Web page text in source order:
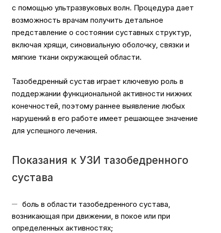
с помощью ультразвуковых волн. Процедура дает
возможность врачам получить детальное
представление о состоянии суставных структур,
включая хрящи, синовиальную оболочку, связки и
мягкие ткани окружающей области.
Тазобедренный сустав играет ключевую роль в
поддержании функциональной активности нижних
конечностей, поэтому раннее выявление любых
нарушений в его работе имеет решающее значение
для успешного лечения.
Показания к УЗИ тазобедренного
сустава
боль в области тазобедренного сустава,
возникающая при движении, в покое или при
определенных активностях;